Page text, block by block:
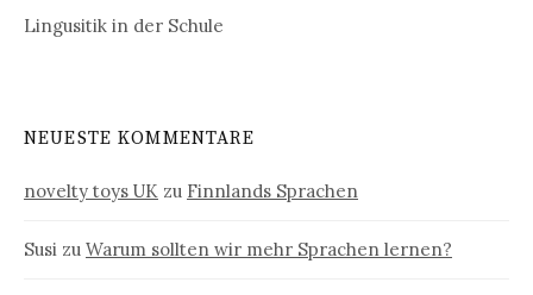
Lingusitik in der Schule
NEUESTE KOMMENTARE
novelty toys UK zu Finnlands Sprachen
Susi zu Warum sollten wir mehr Sprachen lernen?